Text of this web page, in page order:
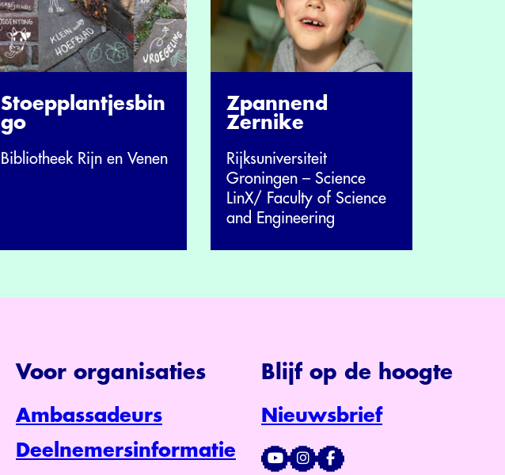
Stoepplantjesbin
go
Bibliotheek Rijn en Venen
Zpannend
Zernike
Rijksuniversiteit
Groningen – Science
LinX/ Faculty of Science
and Engineering
Voor organisaties
Ambassadeurs
Deelnemersinformatie
Blijf op de hoogte
Nieuwsbrief